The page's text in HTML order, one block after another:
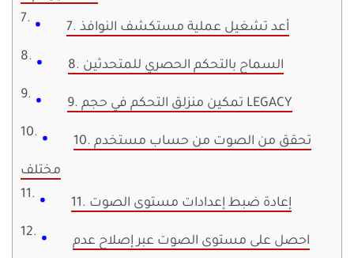
7. أعد تشغيل عملية مستكشف النوافذ
8. السماح بالتحكم الحصري للمتحدثين
9. تمكين منزلق التحكم في حجم LEGACY
10. تحقق من الصوت من حساب مستخدم
مختلف
11. إعادة ضبط إعدادات مستوى الصوت
احصل على مستوى الصوت عبر إصلاح عدم